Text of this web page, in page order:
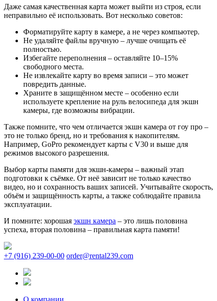
Даже самая качественная карта может выйти из строя, если
неправильно её использовать. Вот несколько советов:
Форматируйте карту в камере, а не через компьютер.
Не удаляйте файлы вручную – лучше очищать её
полностью.
Избегайте переполнения – оставляйте 10–15%
свободного места.
Не извлекайте карту во время записи – это может
повредить данные.
Храните в защищённом месте – особенно если
используете крепление на руль велосипеда для экшн
камеры, где возможны вибрации.
Также помните, что чем отличается экшн камера от гоу про –
это не только бренд, но и требования к накопителям.
Например, GoPro рекомендует карты с V30 и выше для
режимов высокого разрешения.
Выбор карты памяти для экшн-камеры – важный этап
подготовки к съёмке. От неё зависит не только качество
видео, но и сохранность ваших записей. Учитывайте скорость,
объём и защищённость карты, а также соблюдайте правила
эксплуатации.
И помните: хорошая экшн камера – это лишь половина
успеха, вторая половина – правильная карта памяти!
+7 (916) 239-00-00 order@rental239.com